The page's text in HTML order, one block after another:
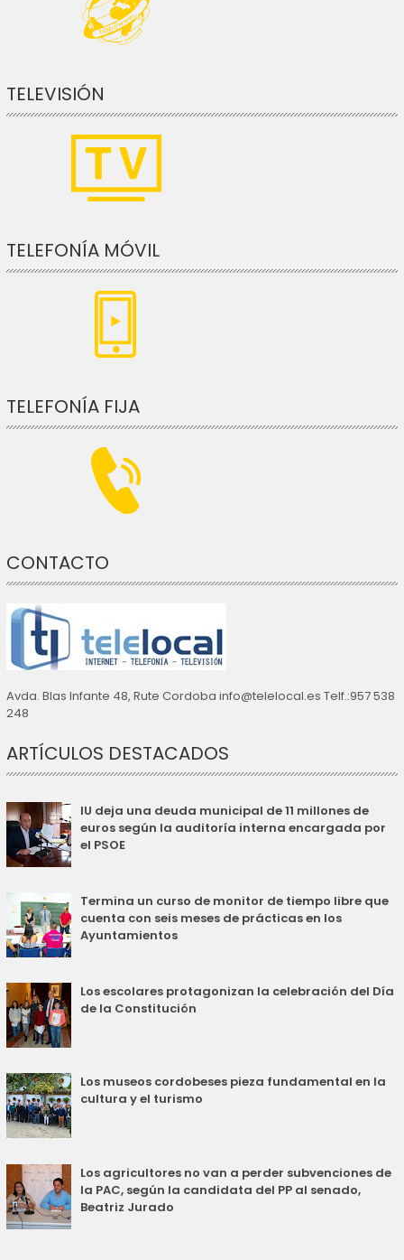
TELEVISIÓN
TELEFONÍA MÓVIL
TELEFONÍA FIJA
CONTACTO
Avda. Blas Infante 48, Rute Cordoba info@telelocal.es Telf.:957 538
248
ARTÍCULOS DESTACADOS
IU deja una deuda municipal de 11 millones de
euros según la auditoría interna encargada por
el PSOE
Termina un curso de monitor de tiempo libre que
cuenta con seis meses de prácticas en los
Ayuntamientos
Los escolares protagonizan la celebración del Día
de la Constitución
Los museos cordobeses pieza fundamental en la
cultura y el turismo
Los agricultores no van a perder subvenciones de
la PAC, según la candidata del PP al senado,
Beatriz Jurado